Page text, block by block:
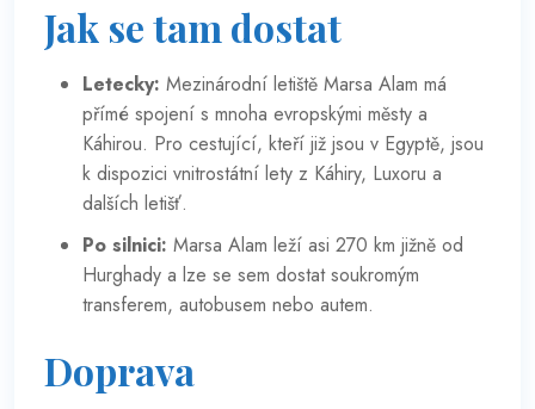
Jak se tam dostat
Letecky: Mezinárodní letiště Marsa Alam má
přímé spojení s mnoha evropskými městy a
Káhirou. Pro cestující, kteří již jsou v Egyptě, jsou
k dispozici vnitrostátní lety z Káhiry, Luxoru a
dalších letišť.
Po silnici: Marsa Alam leží asi 270 km jižně od
Hurghady a lze se sem dostat soukromým
transferem, autobusem nebo autem.
Doprava